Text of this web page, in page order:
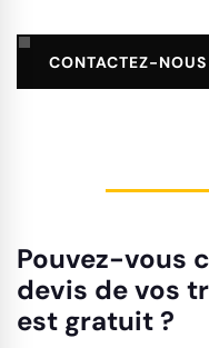
CONTACTEZ-NOUS
Pouvez-vous
devis de vos
est gratuit ?